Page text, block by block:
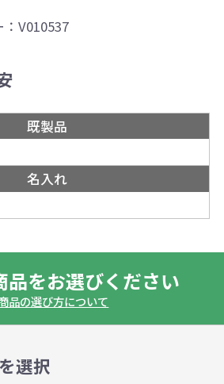
V010537
既製品
名入れ
品をお選びください
品の選び方について
選択